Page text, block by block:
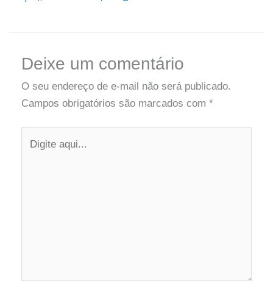
Deixe um comentário
O seu endereço de e-mail não será publicado.
Campos obrigatórios são marcados com *
aqui...